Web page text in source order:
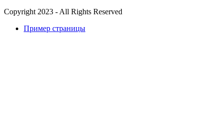
Copyright 2023 - All Rights Reserved
Пример страницы